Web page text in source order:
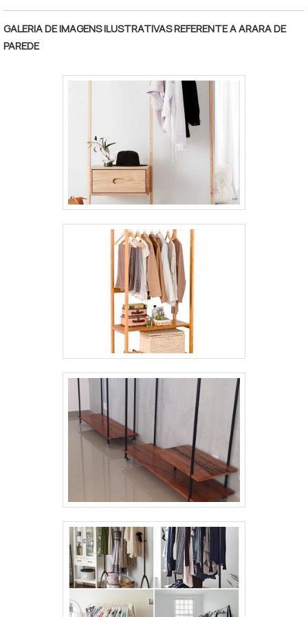
possíveis pelo fato de a empresa ter
escritório de alta qualidade onde são
ponta. Tudo isso, somado à performance de
uma equipe multidisciplinar de consultores
associados e profissionais com vasta
experiência nas diversas áreas de atuação,
comprova sua essência de trazer o melhor
para todos os clientes.Aproveite a visita para
acessar o nosso site e saber mais sobre a
empresa, os serviços e os produtos. Se
preferir, entre em contato com um dos
nossos consultores e solicite um
GALERIA DE IMAGENS ILUSTRATIVAS REFERENTE A ARARA DE
PAREDE